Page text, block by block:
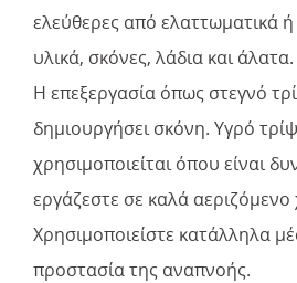
ελεύθερες από ελαττωματικά
υλικά, σκόνες, λάδια και άλατα.
Η επεξεργασία όπως στεγνό
δημιουργήσει σκόνη. Υγρό
χρησιμοποιείται όπου είναι
εργάζεστε σε καλά
Χρησιμοποιείστε κατάλληλα
προστασία της αναπνοής.